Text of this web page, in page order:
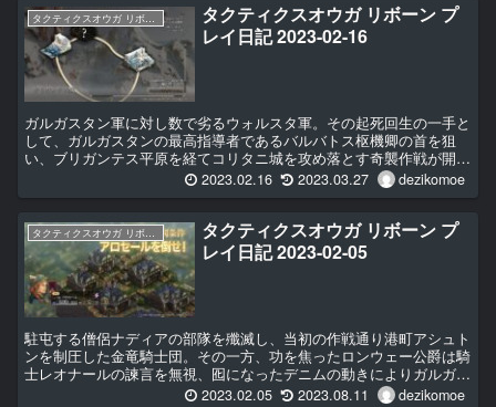
タクティクスオウガ リボーン
タクティクスオウガ リボーン プ
レイ日記 2023-02-16
ガルガスタン軍に対し数で劣るウォルスタ軍。その起死回生の一手と
して、ガルガスタンの最高指導者であるバルバトス枢機卿の首を狙
い、ブリガンテス平原を経てコリタニ城を攻め落とす奇襲作戦が開始
された。ブリガンテス城を目指して行軍する金竜騎士団...
2023.02.16 2023.03.27 dezikomoe
タクティクスオウガ リボーン
タクティクスオウガ リボーン プ
レイ日記 2023-02-05
駐屯する僧侶ナディアの部隊を殲滅し、当初の作戦通り港町アシュト
ンを制圧した金竜騎士団。その一方、功を焦ったロンウェー公爵は騎
士レオナールの諫言を無視、囮になったデニムの動きによりガルガス
タン軍が二分されたのかを確認する前に、スウォンジ...
2023.02.05 2023.08.11 dezikomoe